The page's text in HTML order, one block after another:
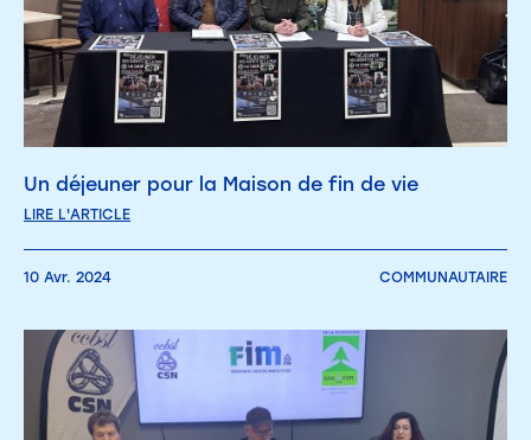
Un déjeuner pour la Maison de fin de vie
LIRE L'ARTICLE
10 Avr. 2024 COMMUNAUTAIRE